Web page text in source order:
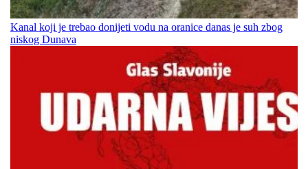
Kanal koji je trebao donijeti vodu na oranice danas je suh zbog
niskog Dunava